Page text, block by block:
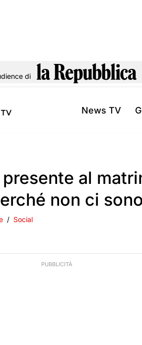
di
News TV
al
non ci
Social